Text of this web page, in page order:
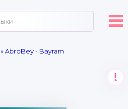
» AbroBey - Bayram
!